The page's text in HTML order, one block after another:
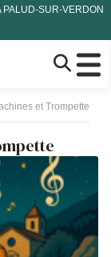
PALUD-SUR-VERDON
et Trompette